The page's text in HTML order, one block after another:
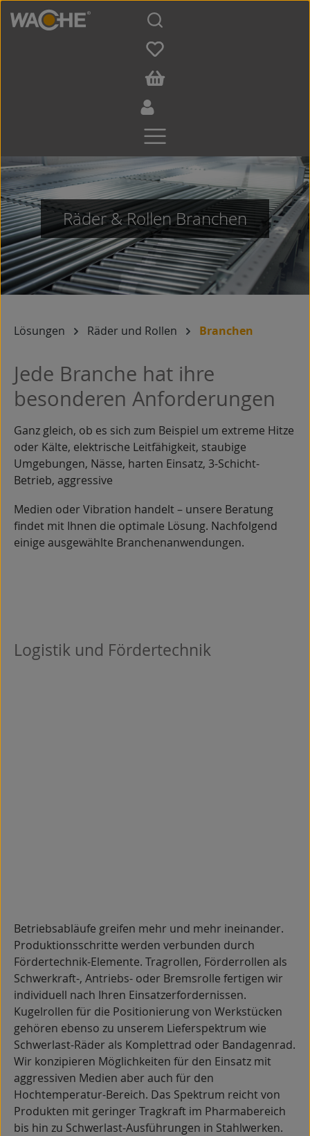
Zum Hauptinhalt springen
Lösungen Räder und Rollen Branchen
Räder & Rollen Branchen
Jede Branche hat ihre
besonderen Anforderungen
Ganz gleich, ob es sich zum Beispiel um extreme Hitze
oder Kälte, elektrische Leitfähigkeit, staubige
Umgebungen, Nässe, harten Einsatz, 3-Schicht-
Betrieb, aggressive
Medien oder Vibration handelt – unsere Beratung
findet mit Ihnen die optimale Lösung. Nachfolgend
einige ausgewählte Branchenanwendungen.
Logistik und Fördertechnik
Betriebsabläufe greifen mehr und mehr ineinander.
Produktionsschritte werden verbunden durch
Fördertechnik-Elemente. Tragrollen, Förderrollen als
Schwerkraft-, Antriebs- oder Bremsrolle fertigen wir
individuell nach Ihren Einsatzerfordernissen.
Kugelrollen für die Positionierung von Werkstücken
gehören ebenso zu unserem Lieferspektrum wie
Schwerlast-Räder als Komplettrad oder Bandagenrad.
Wir konzipieren Möglichkeiten für den Einsatz mit
aggressiven Medien aber auch für den
Hochtemperatur-Bereich. Das Spektrum reicht von
Produkten mit geringer Tragkraft im Pharmabereich
bis hin zu Schwerlast-Ausführungen in Stahlwerken.